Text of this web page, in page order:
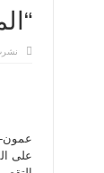
عمون-
على